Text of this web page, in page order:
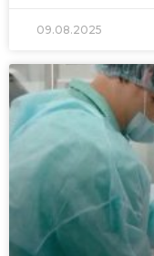
09.08.2025